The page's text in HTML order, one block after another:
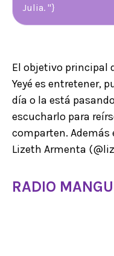
Julia. "}
El objetivo principal
Yeyé es entretener,
día o la está
escucharlo para
comparten. Además
Lizeth Armenta
RADIO